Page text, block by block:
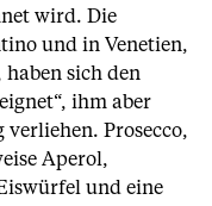
wird. Die
und in Venetien,
haben sich den
ihm aber
verliehen. Prosecco,
Aperol,
und eine